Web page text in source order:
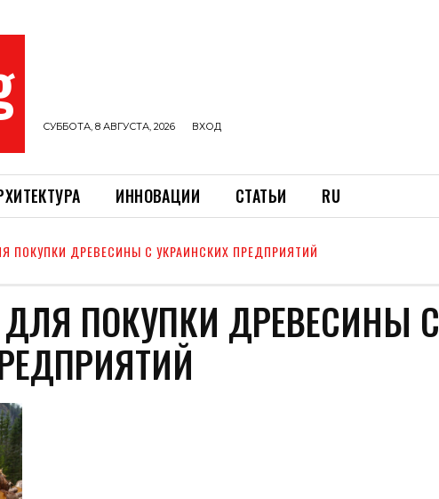
СУББОТА, 8 АВГУСТА, 2026 ВХОД
ИННОВАЦИИ СТАТЬИ RU
ПОКУПКИ ДРЕВЕСИНЫ С УКРАИНСКИХ ПРЕДПРИЯТИЙ
ПОКУПКИ ДРЕВЕСИНЫ С